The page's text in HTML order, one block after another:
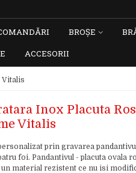
BROȘE
ACCESORII
Vitalis
Inox Placuta
Vitalis
prin gravarea
foi. Pandantivul - placuta ovala
material rezistent ce nu isi